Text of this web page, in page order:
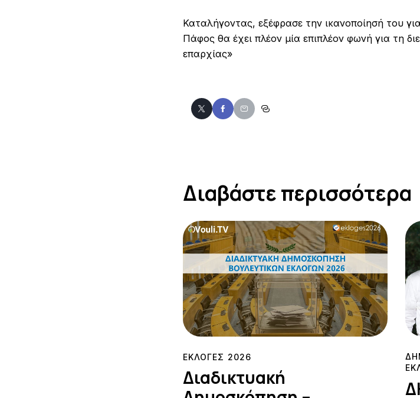
Καταλήγοντας, εξέφρασε την ικανοποίησή του
Πάφος θα έχει πλέον μία επιπλέον φωνή για τη
επαρχίας»
Διαβάστε περισσότερα
ΕΚΛΟΓΕΣ 2026
Διαδικτυακή